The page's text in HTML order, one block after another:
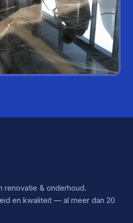
renovatie & onderhoud.
en kwaliteit — al meer dan 20